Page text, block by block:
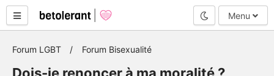
Mode nuit
Menu
Forum LGBT Forum Bisexualité